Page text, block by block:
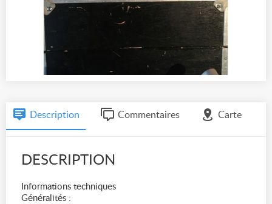
Description Commentaires Carte
DESCRIPTION
Informations techniques
Généralités :